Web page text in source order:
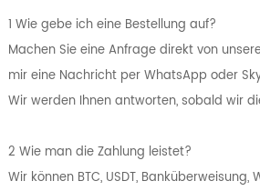
1 Wie gebe ich eine Bestellung auf?
Machen Sie eine Anfrage direkt von
mir eine Nachricht per WhatsApp oder
Wir werden Ihnen antworten, sobald wir
2 Wie man die Zahlung leistet?
Wir können BTC, USDT, Banküberweisung,